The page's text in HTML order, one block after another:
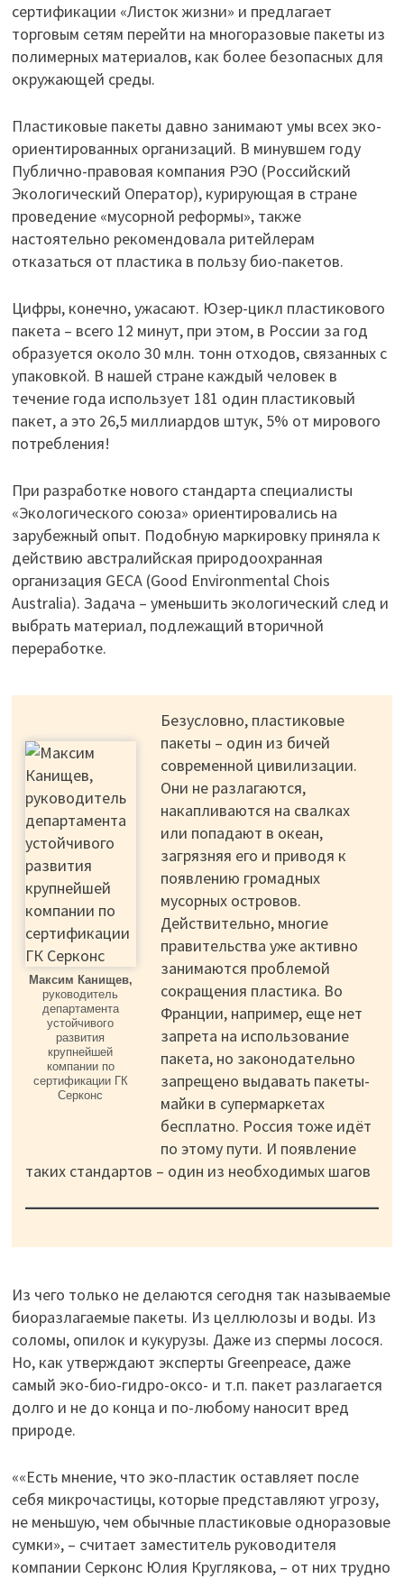
сертификации «Листок жизни» и предлагает
торговым сетям перейти на многоразовые пакеты из
полимерных материалов, как более безопасных для
окружающей среды.
Пластиковые пакеты давно занимают умы всех эко-
ориентированных организаций. В минувшем году
Публично-правовая компания РЭО (Российский
Экологический Оператор), курирующая в стране
проведение «мусорной реформы», также
настоятельно рекомендовала ритейлерам
отказаться от пластика в пользу био-пакетов.
Цифры, конечно, ужасают. Юзер-цикл пластикового
пакета – всего 12 минут, при этом, в России за год
образуется около 30 млн. тонн отходов, связанных с
упаковкой. В нашей стране каждый человек в
течение года использует 181 один пластиковый
пакет, а это 26,5 миллиардов штук, 5% от мирового
потребления!
При разработке нового стандарта специалисты
«Экологического союза» ориентировались на
зарубежный опыт. Подобную маркировку приняла к
действию австралийская природоохранная
организация GECA (Good Environmental Chois
Australia). Задача – уменьшить экологический след и
выбрать материал, подлежащий вторичной
переработке.
Максим Канищев,
руководитель
департамента
устойчивого
развития
крупнейшей
компании по
сертификации ГК
Серконс
Безусловно, пластиковые
пакеты – один из бичей
современной цивилизации.
Они не разлагаются,
накапливаются на свалках
или попадают в океан,
загрязняя его и приводя к
появлению громадных
мусорных островов.
Действительно, многие
правительства уже активно
занимаются проблемой
сокращения пластика. Во
Франции, например, еще нет
запрета на использование
пакета, но законодательно
запрещено выдавать пакеты-
майки в супермаркетах
бесплатно. Россия тоже идёт
по этому пути. И появление
таких стандартов – один из необходимых шагов
Из чего только не делаются сегодня так называемые
биоразлагаемые пакеты. Из целлюлозы и воды. Из
соломы, опилок и кукурузы. Даже из спермы лосося.
Но, как утверждают эксперты Greenpeace, даже
самый эко-био-гидро-оксо- и т.п. пакет разлагается
долго и не до конца и по-любому наносит вред
природе.
««Есть мнение, что эко-пластик оставляет после
себя микрочастицы, которые представляют угрозу,
не меньшую, чем обычные пластиковые одноразовые
сумки», – считает заместитель руководителя
компании Серконс Юлия Круглякова, – от них трудно